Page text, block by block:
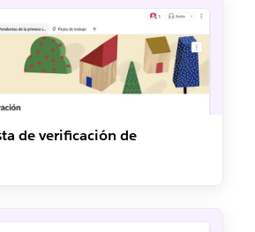
de verificación de